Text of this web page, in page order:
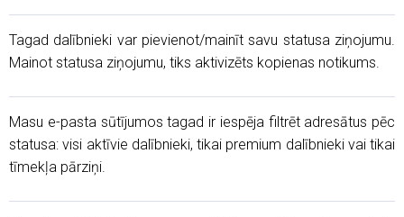
Tagad dalībnieki var pievienot/mainīt savu statusa ziņojumu.
Mainot statusa ziņojumu, tiks aktivizēts kopienas notikums.
Masu e-pasta sūtījumos tagad ir iespēja filtrēt adresātus pēc
statusa: visi aktīvie dalībnieki, tikai premium dalībnieki vai tikai
tīmekļa pārziņi.